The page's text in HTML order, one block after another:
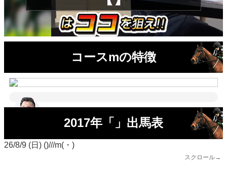
コースmの特徴
2017年「」出馬表
26/8/9 (日) ()///m(・)
スクロール→